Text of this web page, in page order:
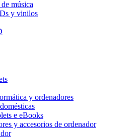
música
y vinilos
y ordenadores
e eBooks
y accesorios de ordenador